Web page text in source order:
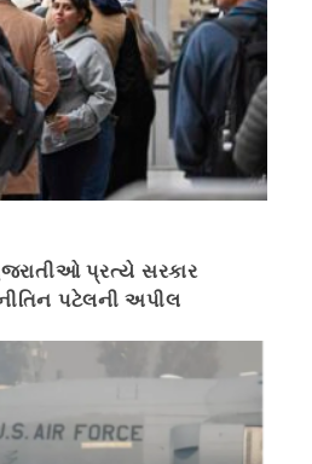
પ્રત્યે સરકાર
પટેલની અપીલ